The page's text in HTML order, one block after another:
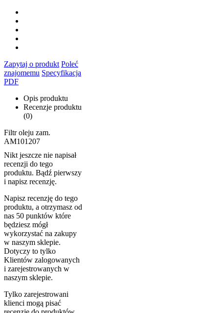
Zapytaj o produkt Poleć
znajomemu Specyfikacja
PDF
Opis produktu
Recenzje produktu
(0)
Filtr oleju zam.
AM101207
Nikt jeszcze nie napisał
recenzji do tego
produktu. Bądź pierwszy
i napisz recenzję.
Napisz recenzję do tego
produktu, a otrzymasz od
nas 50 punktów które
będziesz mógł
wykorzystać na zakupy
w naszym sklepie.
Dotyczy to tylko
Klientów zalogowanych
i zarejestrowanych w
naszym sklepie.
Tylko zarejestrowani
klienci mogą pisać